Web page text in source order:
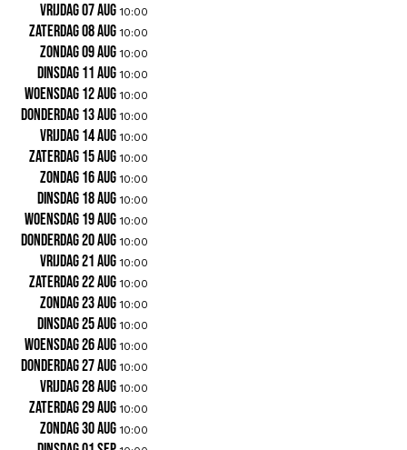
vrijdag 07 aug 10:00
zaterdag 08 aug 10:00
zondag 09 aug 10:00
dinsdag 11 aug 10:00
woensdag 12 aug 10:00
donderdag 13 aug 10:00
vrijdag 14 aug 10:00
zaterdag 15 aug 10:00
zondag 16 aug 10:00
dinsdag 18 aug 10:00
woensdag 19 aug 10:00
donderdag 20 aug 10:00
vrijdag 21 aug 10:00
zaterdag 22 aug 10:00
zondag 23 aug 10:00
dinsdag 25 aug 10:00
woensdag 26 aug 10:00
donderdag 27 aug 10:00
vrijdag 28 aug 10:00
zaterdag 29 aug 10:00
zondag 30 aug 10:00